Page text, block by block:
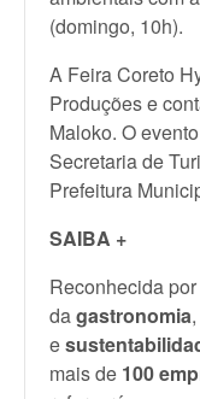
(domingo, 10h).
A Feira Coreto
Produções e
Maloko. O
Secretaria de
Prefeitura
SAIBA +
Reconhecida
dagastronomia,
e
mais de 100